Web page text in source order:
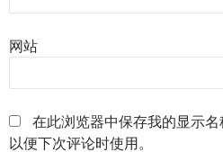
网站
在此浏览器中保存我的显示名
以便下次评论时使用。